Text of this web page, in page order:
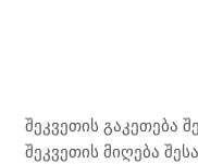
შეკვეთის
შეკვეთის მიღება